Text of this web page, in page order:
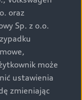
i
sprzedaży, a
Zastrzegamy
informacje
dzień ich
Marki
oraz
Sp. z o.o.
może
ustawienia
zmieniając